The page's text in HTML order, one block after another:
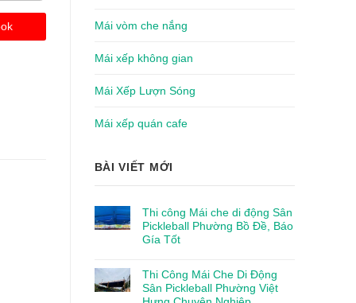
Mái vòm che nắng
Mái xếp không gian
Mái Xếp Lượn Sóng
Mái xếp quán cafe
BÀI VIẾT MỚI
Thi công Mái che di động Sân
Pickleball Phường Bồ Đề, Báo
Gía Tốt
Thi Công Mái Che Di Động
Sân Pickleball Phường Việt